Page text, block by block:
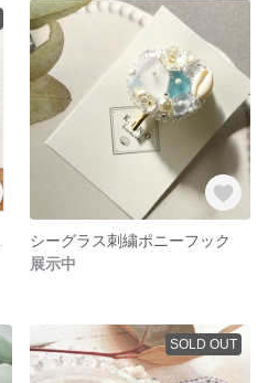
シーグラス刺繍ポニーフック
展示中
SOLD OUT